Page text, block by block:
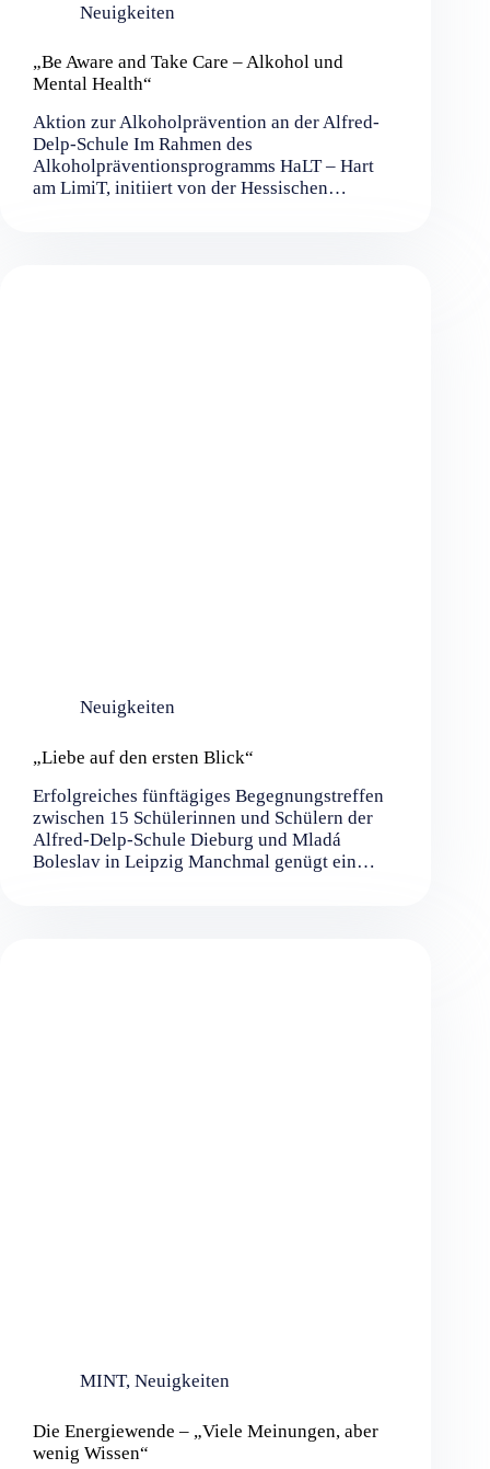
Neuigkeiten
„Be Aware and Take Care – Alkohol und
Mental Health“
Aktion zur Alkoholprävention an der Alfred-
Delp-Schule Im Rahmen des
Alkoholpräventionsprogramms HaLT – Hart
am LimiT, initiiert von der Hessischen…
Neuigkeiten
„Liebe auf den ersten Blick“
Erfolgreiches fünftägiges Begegnungstreffen
zwischen 15 Schülerinnen und Schülern der
Alfred-Delp-Schule Dieburg und Mladá
Boleslav in Leipzig Manchmal genügt ein…
MINT, Neuigkeiten
Die Energiewende – „Viele Meinungen, aber
wenig Wissen“